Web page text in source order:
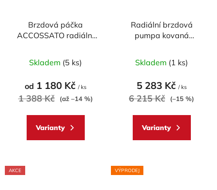
Brzdová páčka
ACCOSSATO radiální
pumpy (NE pro OEM)
Skladem (5 ks)
od 1 180 Kč / ks
1 388 Kč (až –14 %)
Varianty
Radiální brzdová
pumpa kovaná
hodnocení
produktu
je
5
Skladem (1 ks)
5 283 Kč / ks
6 215 Kč (–15 %)
Varianty
AKCE VÝPRODEJ